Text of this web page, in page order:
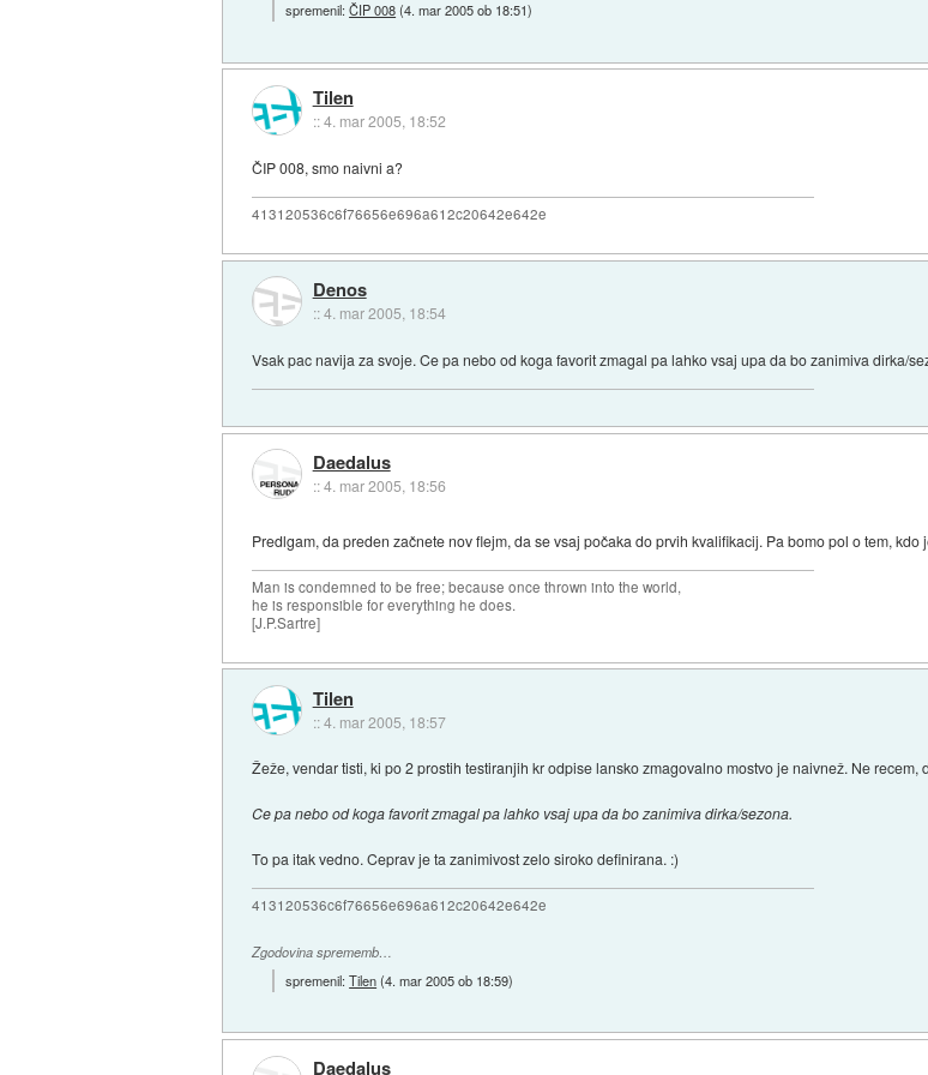
spremenil:ČIP 008(4. mar 2005 ob 18:51)
Tilen
::4. mar 2005, 18:52
ČIP 008, smo naivni a?
413120536c6f76656e696a612c20642e642e
Denos
::4. mar 2005, 18:54
Vsak pac navija za svoje. Ce pa nebo od koga favorit zmagal pa lahko vsaj upa da bo zanimiva dirka/
Daedalus
::4. mar 2005, 18:56
Predlgam, da preden začnete nov flejm, da se vsaj počaka do prvih kvalifikacij. Pa bomo pol o tem, kdo
Man is condemned to be free; because once thrown into the world,
he is responsible for everything he does.
[J.P.Sartre]
Tilen
::4. mar 2005, 18:57
Žeže, vendar tisti, ki po 2 prostih testiranjih kr odpise lansko zmagovalno mostvo je naivnež. Ne recem,
Ce pa nebo od koga favorit zmagal pa lahko vsaj upa da bo zanimiva dirka/sezona.
To pa itak vedno. Ceprav je ta zanimivost zelo siroko definirana. :)
413120536c6f76656e696a612c20642e642e
Zgodovina sprememb…
spremenil:Tilen(4. mar 2005 ob 18:59)
Daedalus